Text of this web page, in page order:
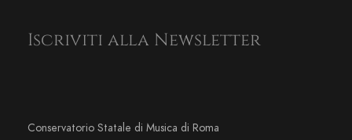
Iscriviti alla Newsletter
Conservatorio Statale di Musica di Roma